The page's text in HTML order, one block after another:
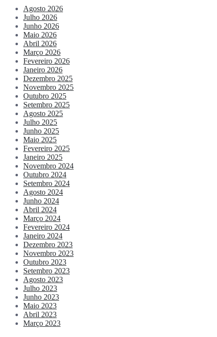
Agosto 2026
Julho 2026
Junho 2026
Maio 2026
Abril 2026
Março 2026
Fevereiro 2026
Janeiro 2026
Dezembro 2025
Novembro 2025
Outubro 2025
Setembro 2025
Agosto 2025
Julho 2025
Junho 2025
Maio 2025
Fevereiro 2025
Janeiro 2025
Novembro 2024
Outubro 2024
Setembro 2024
Agosto 2024
Junho 2024
Abril 2024
Março 2024
Fevereiro 2024
Janeiro 2024
Dezembro 2023
Novembro 2023
Outubro 2023
Setembro 2023
Agosto 2023
Julho 2023
Junho 2023
Maio 2023
Abril 2023
Março 2023